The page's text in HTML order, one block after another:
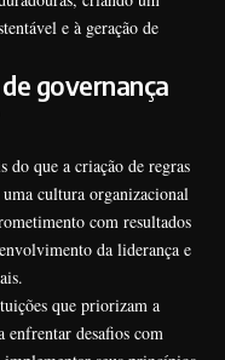
e à geração de
governança
do que a criação de regras
cultura organizacional
com resultados
da liderança e
que priorizam a
enfrentar desafios com